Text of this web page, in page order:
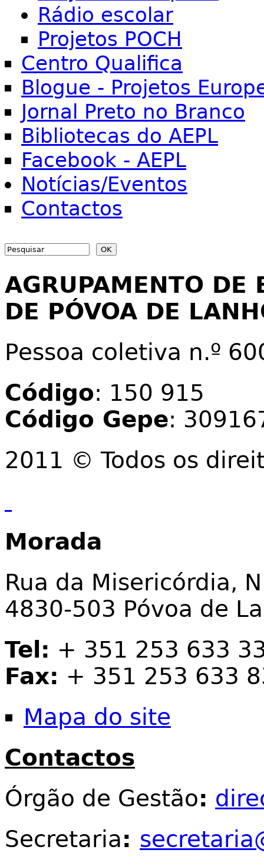
Rádio escolar
Projetos POCH
Centro Qualifica
Blogue - Projetos
Jornal Preto no Branco
Bibliotecas do AEPL
Facebook - AEPL
Notícias/Eventos
Contactos
Search form
AGRUPAMENTO DE
DE PÓVOA DE
Pessoa coletiva n.º
Código: 150 915
Código Gepe:
2011 © Todos os
Morada
Rua da Misericórdia,
4830-503 Póvoa de
Tel: + 351 253 633
Fax: + 351 253 633
Mapa do site
Contactos
Órgão de Gestão:
Secretaria: